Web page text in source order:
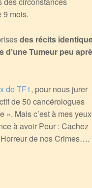
9 mois.
des récits
Tumeur peu
de TF1, pour nous jurer
de 50 cancérologues
». Mais c’est à mes yeux
à avoir Peur : Cachez
de nos Crimes….